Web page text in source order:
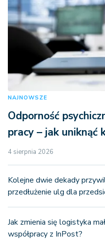
NAJNOWSZE
Odporność
pracy – jak uniknąć
4 sierpnia 2026
Kolejne dwie dekady
przedłużenie ulg dla
Jak zmienia się logistyka
współpracy z InPost?